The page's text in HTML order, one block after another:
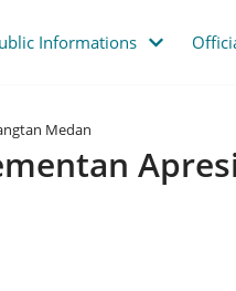
Informations
Medan